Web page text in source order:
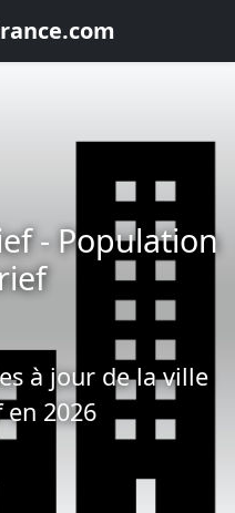
- Population
à jour de la ville
2026